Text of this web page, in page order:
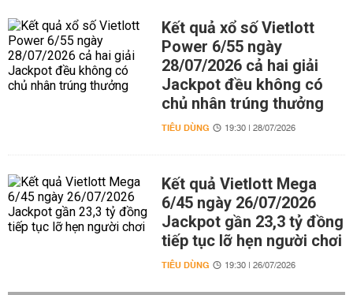
Kết quả xổ số Vietlott
Power 6/55 ngày
28/07/2026 cả hai giải
Jackpot đều không có
chủ nhân trúng thưởng
TIÊU DÙNG 19:30 | 28/07/2026
Kết quả Vietlott Mega
6/45 ngày 26/07/2026
Jackpot gần 23,3 tỷ đồng
tiếp tục lỡ hẹn người chơi
TIÊU DÙNG 19:30 | 26/07/2026